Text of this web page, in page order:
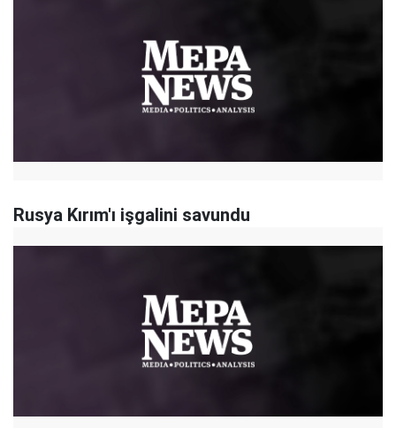
Rusya Kırım'ı işgalini savundu